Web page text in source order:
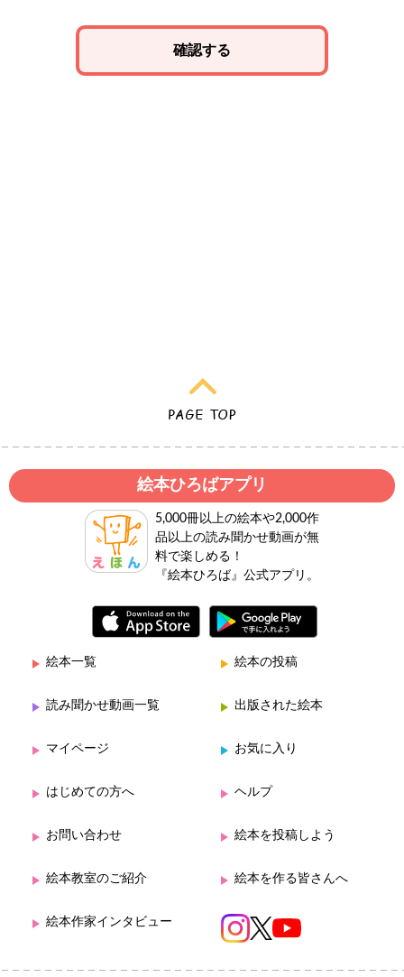
確認する
絵本ひろばアプリ
5,000冊以上の絵本や2,000作
品以上の読み聞かせ動画が無
料で楽しめる！
『絵本ひろば』公式アプリ。
絵本一覧 絵本の投稿
読み聞かせ動画一覧 出版された絵本
マイページ お気に入り
はじめての方へ ヘルプ
お問い合わせ 絵本を投稿しよう
絵本教室のご紹介 絵本を作る皆さんへ
絵本作家インタビュー